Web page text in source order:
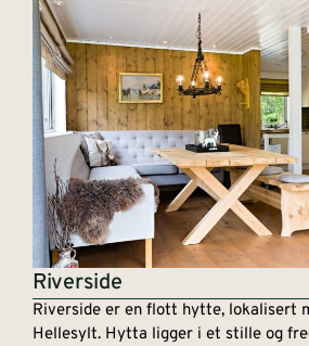
Riverside
Riverside er en flott hytte, lokalisert
Hellesylt. Hytta ligger i et stille og